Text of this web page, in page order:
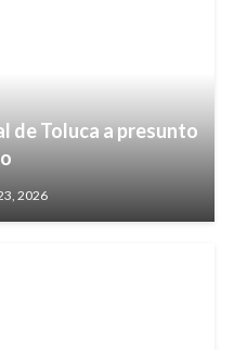
de Toluca a presunto
2026